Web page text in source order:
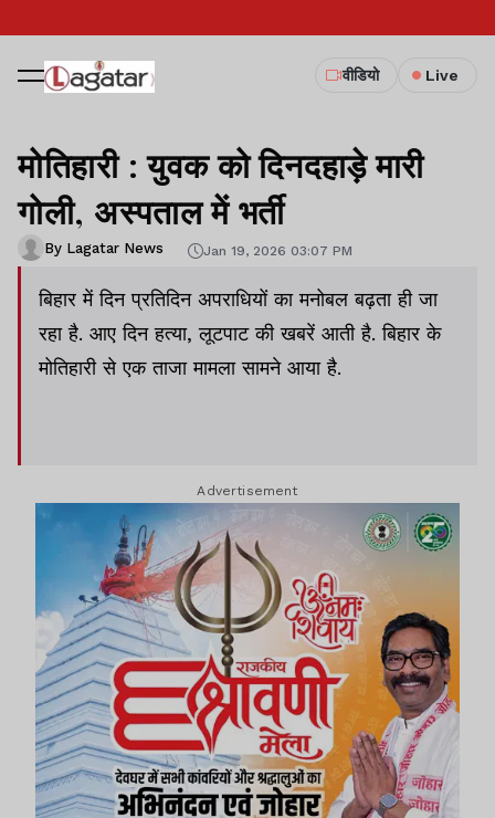
वीडियो Live
मोतिहारी : युवक को दिनदहाड़े मारी
गोली, अस्पताल में भर्ती
By Lagatar News Jan 19, 2026 03:07 PM
बिहार में दिन प्रतिदिन अपराधियों का मनोबल बढ़ता ही जा
रहा है. आए दिन हत्या, लूटपाट की खबरें आती है. बिहार के
मोतिहारी से एक ताजा मामला सामने आया है.
Advertisement